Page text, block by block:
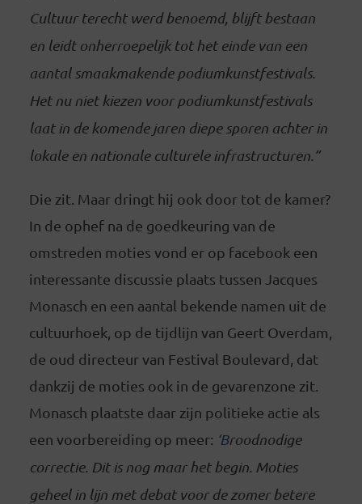
Cultuur terecht werd benoemd, blijft bestaan
en leidt onherroepelijk tot het einde van een
aantal smaakmakende podiumkunstfestivals.
Het nu niet kiezen voor podiumkunstfestivals
laat in de komende jaren diepe sporen achter in
lokale en nationale culturele infrastructuren.”
Die zit. Maar dringt hij ook door tot de kamer?
In de ophef na de goedkeuring van de
omstreden moties vond er op facebook een
interessante discussie plaats tussen Jacques
Monasch en een aantal bekende namen uit de
cultuurhoek, op de tijdlijn van Geert Overdam,
de oud directeur van Festival Boulevard, dat
dankzij de moties ook in de gevarenzone zit.
Monasch plaatste daar zijn politieke actie als
een voorbereiding op meer: ‘Broodnodige
correctie. Dit is nog maar het begin. Moties
geheel in lijn met debat voor de zomer betere